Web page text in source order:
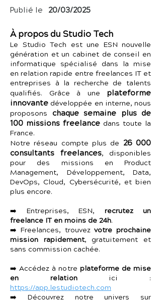
Publié le 20/03/2025
À propos du Studio Tech
Le Studio Tech est une ESN nouvelle
génération et un cabinet de conseil en
informatique spécialisé dans la mise
en relation rapide entre freelances IT et
entreprises à la recherche de talents
qualifiés. Grâce à une plateforme
innovante développée en interne, nous
proposons chaque semaine plus de
100 missions freelance dans toute la
France.
Notre réseau compte plus de 26 000
consultants freelances, disponibles
pour des missions en Product
Management, Développement, Data,
DevOps, Cloud, Cybersécurité, et bien
plus encore.
➡️ Entreprises, ESN, recrutez un
freelance IT en moins de 24h.
➡️ Freelances, trouvezvotre prochaine
mission rapidement, gratuitement et
sans commission cachée.
➡️ Accédez à notre plateforme de mise
en relationici :
https://app.lestudiotech.com
➡️ Découvrez notre univers sur